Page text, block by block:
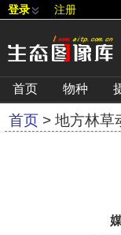
登录 注册
首页 物种
首页 > 地方林草